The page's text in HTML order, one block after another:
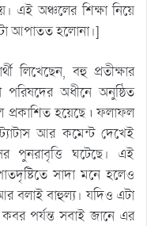
এই অঞ্চলের শিক্ষা নিয়ে
আপাতত হলোনা।]
লিখেছেন, বহু প্রতীক্ষার
অধীনে অনুষ্ঠিত
প্রকাশিত হয়েছে ৷ ফলাফল
আর কমেন্ট দেখেই
পুনরাবৃত্তি ঘটেছে। এই
সাদা মনে হলেও
বলাই বাহুল্য। যদিও এটা
পর্যন্ত সবাই জানে এর